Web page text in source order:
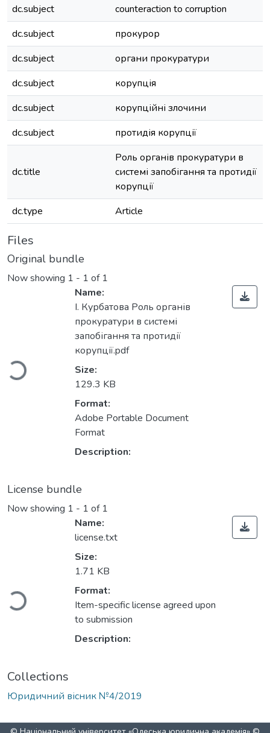
dc.subject
counteraction to corruption
dc.subject
прокурор
dc.subject
органи прокуратури
dc.subject
корупція
dc.subject
корупційні злочини
dc.subject
протидія корупції
dc.title
Роль органів прокуратури в
системі запобігання та протидії
корупції
dc.type
Article
Files
Original bundle
Now showing 1 - 1 of 1
Loading...
Name:
І. Курбатова Роль органів
прокуратури в системі
запобігання та протидії
корупції.pdf
Size:
129.3 KB
Format:
Adobe Portable Document
Format
Description:
License bundle
Now showing 1 - 1 of 1
Loading...
Name:
license.txt
Size:
1.71 KB
Format:
Item-specific license agreed upon
to submission
Description:
Collections
Юридичний вісник №4/2019